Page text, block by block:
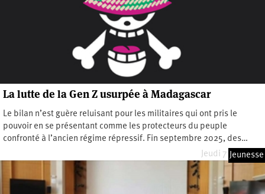
La lutte de la Gen Z usurpée à Madagascar
Le bilan n’est guère reluisant pour les militaires qui ont pris le
pouvoir en se présentant comme les protecteurs du peuple
confronté à l’ancien régime répressif. Fin septembre 2025, des…
Jeudi 7 mai 2026
Jeunesse